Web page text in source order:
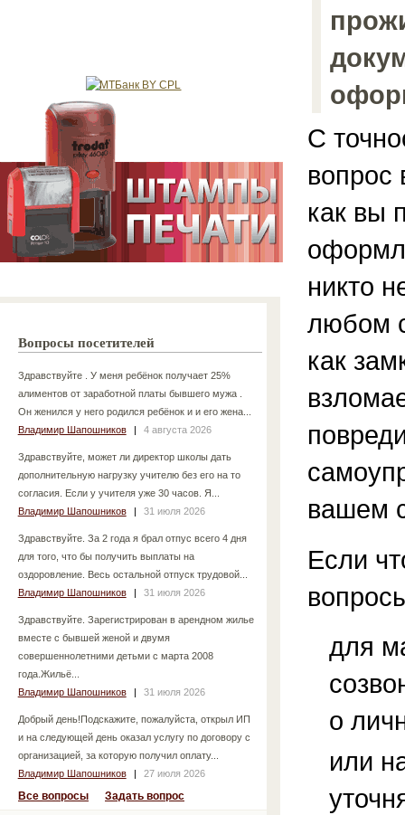
Вопросы посетителей
Здравствуйте . У меня ребёнок получает 25%
алиментов от заработной платы бывшего мужа .
Он женился у него родился ребёнок и и его жена...
Владимир Шапошников
| 4 августа 2026
Здравствуйте, может ли директор школы дать
дополнительную нагрузку учителю без его на то
согласия. Если у учителя уже 30 часов. Я...
Владимир Шапошников
| 31 июля 2026
Здравствуйте. За 2 года я брал отпус всего 4 дня
для того, что бы получить выплаты на
оздоровление. Весь остальной отпуск трудовой...
Владимир Шапошников
| 31 июля 2026
Здравствуйте. Зарегистрирован в арендном жилье
вместе с бывшей женой и двумя
совершеннолетними детьми с марта 2008
года.Жильё...
Владимир Шапошников
| 31 июля 2026
Добрый день!Подскажите, пожалуйста, открыл ИП
и на следующей день оказал услугу по договору с
организацией, за которую получил оплату...
Владимир Шапошников
| 27 июля 2026
Все вопросы Задать вопрос
С
вопрос
как вы
никто
любом
как
вашем
Если
для
о
или